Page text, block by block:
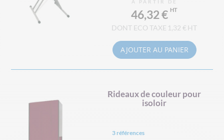
À PARTIR DE
46,32 €
1,32 €
AJOUTER AU PANIER
Rideaux de couleur pour
isoloir
3 références